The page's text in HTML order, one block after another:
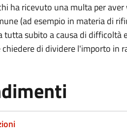
ha ricevuto una multa per
(ad esempio in materia di
tutta subito a causa di
di dividere l'importo in